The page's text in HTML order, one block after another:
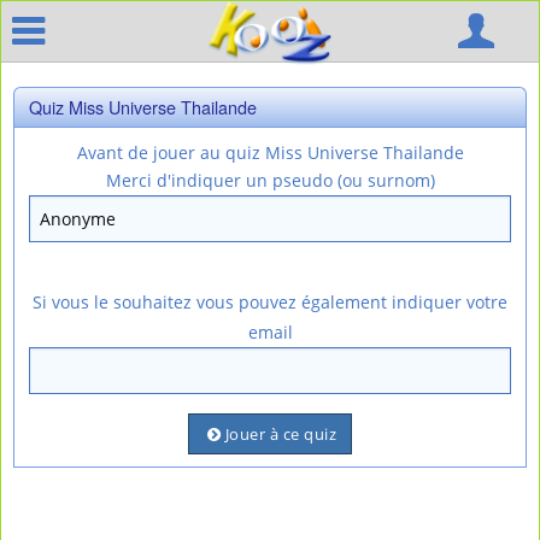
Quiz Miss Universe Thailande
Avant de jouer au quiz Miss Universe Thailande
Merci d'indiquer un pseudo (ou surnom)
Si vous le souhaitez vous pouvez également indiquer votre
email
Jouer à ce quiz